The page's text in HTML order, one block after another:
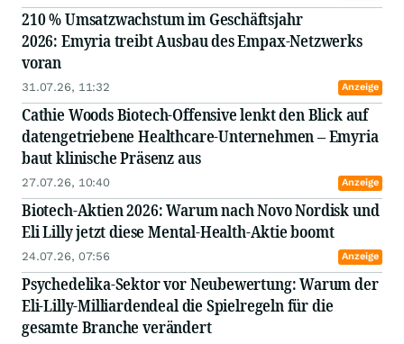
210 % Umsatzwachstum im Geschäftsjahr
2026: Emyria treibt Ausbau des Empax-Netzwerks
voran
31.07.26, 11:32 Anzeige
Cathie Woods Biotech-Offensive lenkt den Blick auf
datengetriebene Healthcare-Unternehmen – Emyria
baut klinische Präsenz aus
27.07.26, 10:40 Anzeige
Biotech-Aktien 2026: Warum nach Novo Nordisk und
Eli Lilly jetzt diese Mental-Health-Aktie boomt
24.07.26, 07:56 Anzeige
Psychedelika-Sektor vor Neubewertung: Warum der
Eli-Lilly-Milliardendeal die Spielregeln für die
gesamte Branche verändert